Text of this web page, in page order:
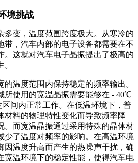
境挑战
变，温度范围跨度极大。从寒冷的
带，汽车内部的电子设备都需要在不
。这就对汽车电子晶振提出了极高的
温度范围内保持稳定的频率输出。
所使用的宽温晶振需要能够在 - 40℃
间内正常工作。在低温环境下，普
材料的物理特性变化而导致频率降
。而宽温晶振通过采用特殊的晶体材
少了温度对频率的影响。在高温环境
因温度升高而产生的热噪声干扰，确
宽温环境下的稳定性能，使得汽车电